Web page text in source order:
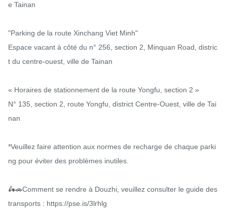
e Tainan
"Parking de la route Xinchang Viet Minh"
Espace vacant à côté du n° 256, section 2, Minquan Road, distric
t du centre-ouest, ville de Tainan
« Horaires de stationnement de la route Yongfu, section 2 »
N° 135, section 2, route Yongfu, district Centre-Ouest, ville de Tai
nan
*Veuillez faire attention aux normes de recharge de chaque parki
ng pour éviter des problèmes inutiles.
🛵🚗Comment se rendre à Douzhi, veuillez consulter le guide des
transports : https://pse.is/3lrhlg